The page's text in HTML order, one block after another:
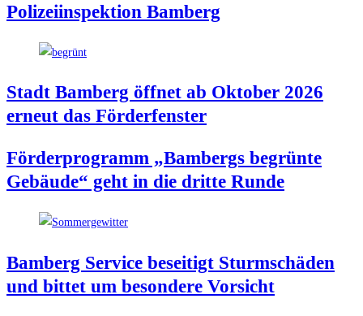
Poli­zei­in­spek­ti­on Bamberg
Stadt Bam­berg öff­net ab Okto­ber 2026
erneut das Förderfenster
För­der­pro­gramm „Bam­bergs begrün­te
Gebäu­de“ geht in die drit­te Runde
Bam­berg Ser­vice besei­tigt Sturm­schä­den
und bit­tet um beson­de­re Vorsicht